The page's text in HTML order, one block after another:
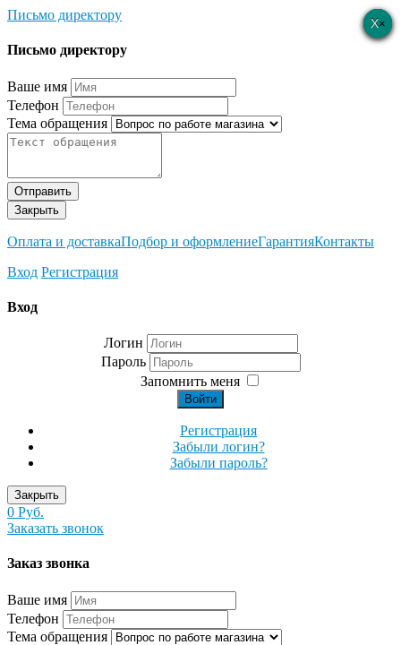
Письмо директору
×
Письмо директору
Ваше имя
Телефон
Тема обращения
Отправить
Закрыть
Оплата и доставкаПодбор и оформлениеГарантияКонтакты
Вход Регистрация
×
Вход
Логин
Пароль
Запомнить меня
Войти
Регистрация
Забыли логин?
Забыли пароль?
Закрыть
0 Руб.
Заказать звонок
×
Заказ звонка
Ваше имя
Телефон
Тема обращения
×
×